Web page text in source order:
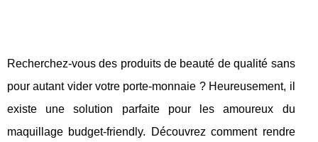
Recherchez-vous des produits de beauté de qualité sans
pour autant vider votre porte-monnaie ? Heureusement, il
existe une solution parfaite pour les amoureux du
maquillage budget-friendly. Découvrez comment rendre